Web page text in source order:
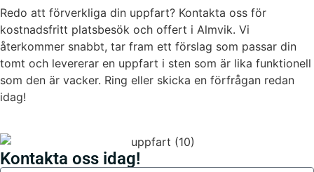
Redo att förverkliga din uppfart? Kontakta oss för
kostnadsfritt platsbesök och offert i Almvik. Vi
återkommer snabbt, tar fram ett förslag som passar din
tomt och levererar en uppfart i sten som är lika funktionell
som den är vacker. Ring eller skicka en förfrågan redan
idag!
Kontakta oss idag!